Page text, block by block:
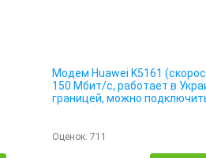
Модем Huawei K5161
150 Мбит/с, работает в
границей, можно
Оценок: 711